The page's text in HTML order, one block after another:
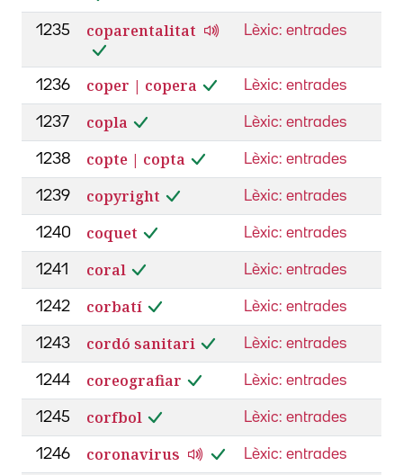
1235 coparentalitat Lèxic: entrades
1236 coper | copera Lèxic: entrades
1237 copla Lèxic: entrades
1238 copte | copta Lèxic: entrades
1239 copyright Lèxic: entrades
1240 coquet Lèxic: entrades
1241 coral Lèxic: entrades
1242 corbatí Lèxic: entrades
1243 cordó sanitari Lèxic: entrades
1244 coreografiar Lèxic: entrades
1245 corfbol Lèxic: entrades
1246 coronavirus Lèxic: entrades